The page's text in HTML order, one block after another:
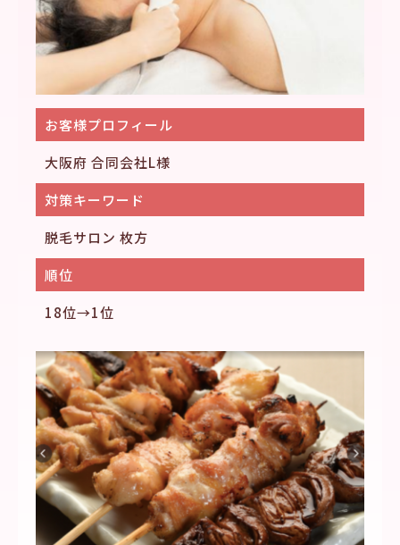
お客様プロフィール
大阪府 合同会社L様
対策キーワード
脱毛サロン 枚方
順位
18位→1位